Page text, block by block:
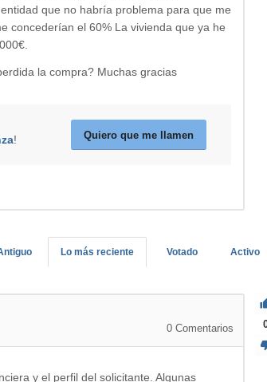
que no habría problema para que me
concederían el 60% La vivienda que ya he
la compra? Muchas gracias
! Quiero que me llamen
Activo
Votado
Lo más reciente
0 Comentarios
y el perfil del solicitante. Algunas